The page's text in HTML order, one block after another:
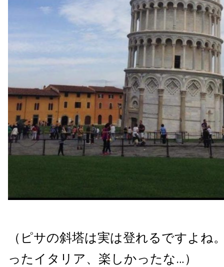
（ピサの斜塔は実は登れるですよね
ったイタリア、楽しかったな…）